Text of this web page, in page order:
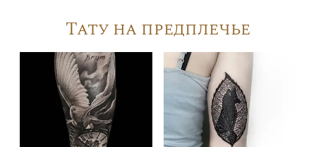
Тату на предплечье